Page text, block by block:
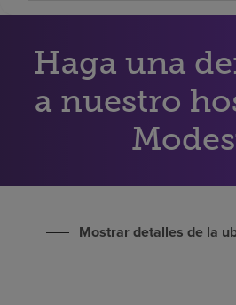
Inversores
Haga una
a nuestro
Mostrar detalles de la